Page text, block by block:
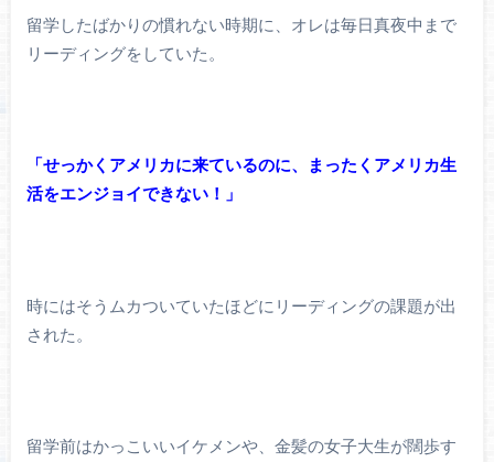
留学したばかりの慣れない時期に、オレは毎日真夜中まで
リーディングをしていた。
「せっかくアメリカに来ているのに、まったくアメリカ生
活をエンジョイできない！」
時にはそうムカついていたほどにリーディングの課題が出
された。
留学前はかっこいいイケメンや、金髪の女子大生が闊歩す